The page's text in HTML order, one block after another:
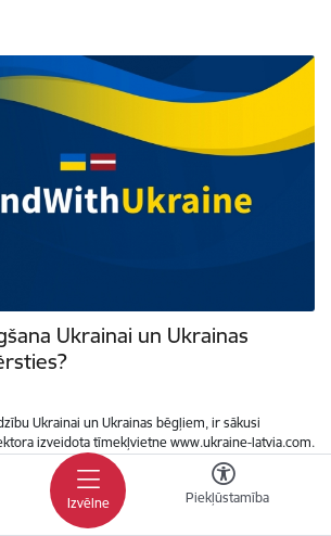
Izvēlne Piekļūstamība
Ukrainai un Ukrainas
Ukrainai un Ukrainas bēgļiem, ir sākusi
izveidota tīmekļvietne www.ukraine-latvia.com.
reģistrēties ikviens…
Krievijas iebrukums Ukrainā